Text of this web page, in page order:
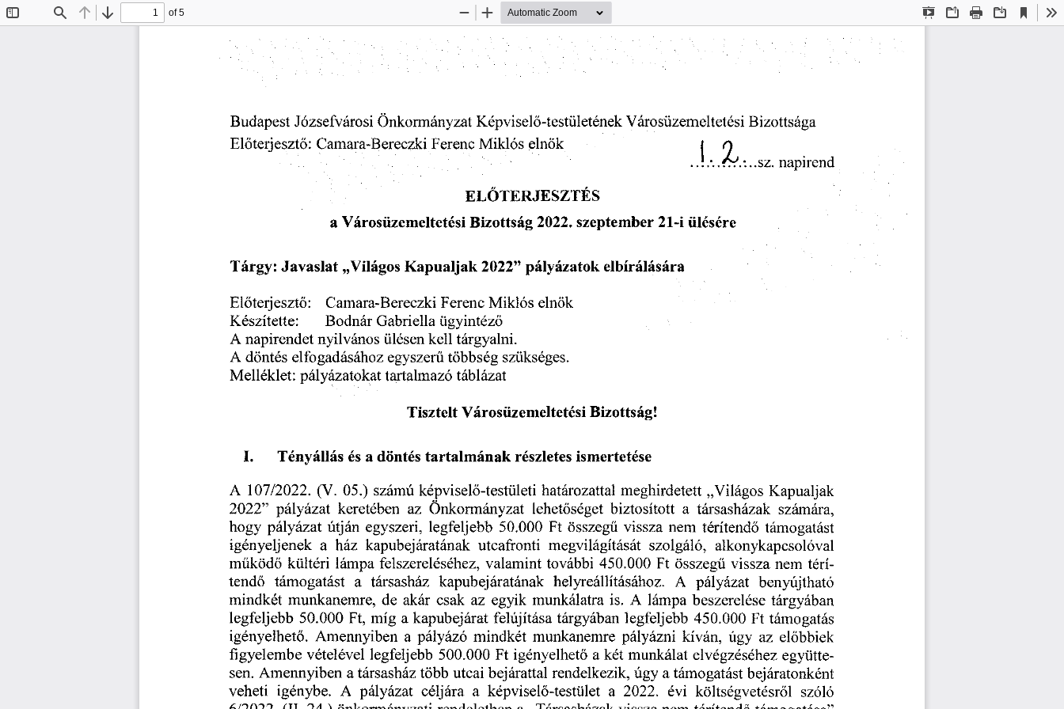
Find Previous
Next
of 5
Presentation
OpenPrint Download
Current
View
Zoom
Zoom
Budapest Józsefvárosi Önkormányzat Képviselő-testületének Városüzemeltetési Bizottsága
Előterjesztő: Camara-Bereczki Ferenc Miklós elnök |
Q
ó?.-...sz. napirend
ELŐTERJESZTÉS
a Városüzemeltetési Bizottság 2022. szeptember 21-i ülésére
Tárgy: Javaslat „Világos Kapualjak 2022” pályázatok elbírálására
Előterjesztő: Camara-Bereczki Ferenc Miklós elnök
Készítette:
Bodnár Gabriella ügyintéző
A napirendet nyilvános ülésen kell tárgyalni.
A döntés elfogadásához egyszerű többség szükséges.
Melléklet: pályázatokat tartalmazó táblázat
Tisztelt Városüzemeltetési Bizottság!
I. Tényállás és a döntés tartalmának részletes ismertetése
A 107/2022. (V. 05.) számú képviselő-testületi határozattal meghirdetett „Világos Kapualjak
2022” pályázat keretében az Önkormányzat lehetőséget biztosított a társasházak számára,
hogy pályázat útján egyszeri, legfeljebb 50.000 Ft összegű vissza nem térítendő támogatást
igényeljenek a ház kapubejáratának utcafronti megvilágítását szolgáló, alkonykapcsolóval
működő kültéri lámpa felszereléséhez, valamint további 450.000 Ft összegű vissza nem térí
tendő támogatást a társasház kapubejáratának helyreállításához. A pályázat benyújtható
mindkét munkanemre, de akár csak az egyik munkálatra is. A lámpa beszerelése tárgyában
legfeljebb 50.000 Ft, míg a kapubejárat felújítása tárgyában legfeljebb 450.000 Ft támogatás
igényelhető. Amennyiben a pályázó mindkét munkanemre pályázni kíván, úgy az előbbiek
figyelembe vételével legfeljebb 500.000 Ft igényelhető a két munkálat elvégzéséhez együtte
sen. Amennyiben a társasház több utcai bejárattal rendelkezik, úgy a támogatást bejáratonként
veheti igénybe. A pályázat céljára a képviselő-testület a 2022. évi költségvetésről szóló